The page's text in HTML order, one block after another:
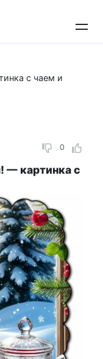
с чаем и
0
— картинка с